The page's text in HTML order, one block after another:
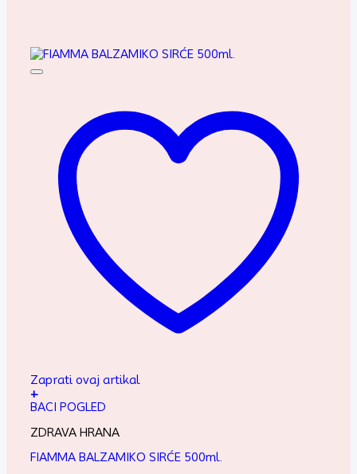
Zaprati ovaj artikal
+
BACI POGLED
ZDRAVA HRANA
FIAMMA BALZAMIKO SIRĆE 500ml.